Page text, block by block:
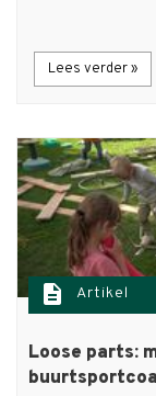
Lees verder »
description Artikel
Loose parts: